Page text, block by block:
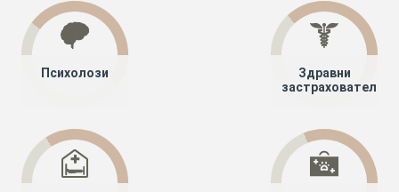
Психолози
Здравни
застрахователи